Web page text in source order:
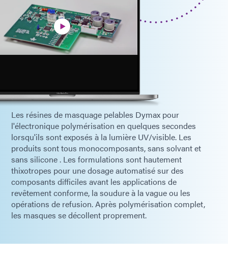
Les résines de masquage pelables Dymax pour
l'électronique polymérisation en quelques secondes
lorsqu'ils sont exposés à la lumière UV/visible. Les
produits sont tous monocomposants, sans solvant et
sans silicone . Les formulations sont hautement
thixotropes pour une dosage automatisé sur des
composants difficiles avant les applications de
revêtement conforme, la soudure à la vague ou les
opérations de refusion. Après polymérisation complet,
les masques se décollent proprement.